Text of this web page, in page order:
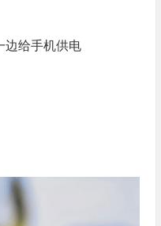
边给手机供电